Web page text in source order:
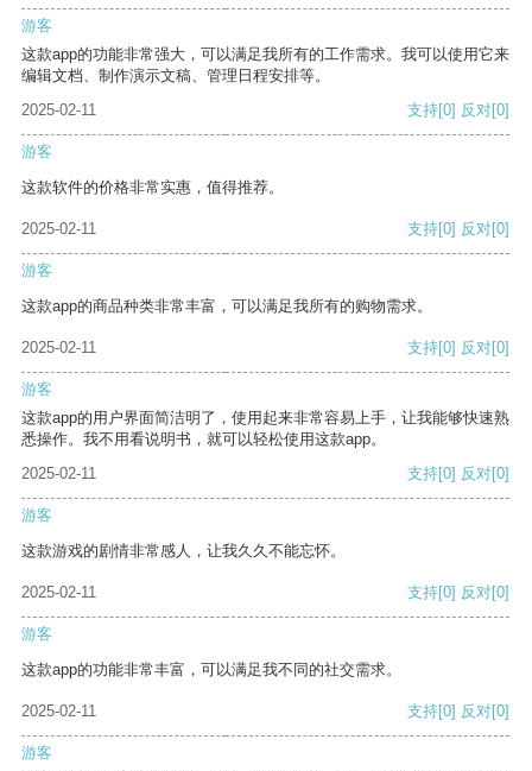
游客
这款app的功能非常强大，可以满足我所有的工作需求。我可以使用它来
编辑文档、制作演示文稿、管理日程安排等。
2025-02-11
支持[0] 反对[0]
游客
这款软件的价格非常实惠，值得推荐。
2025-02-11 支持[0] 反对[0]
游客
这款app的商品种类非常丰富，可以满足我所有的购物需求。
2025-02-11 支持[0] 反对[0]
游客
这款app的用户界面简洁明了，使用起来非常容易上手，让我能够快速熟
悉操作。我不用看说明书，就可以轻松使用这款app。
2025-02-11
支持[0] 反对[0]
游客
这款游戏的剧情非常感人，让我久久不能忘怀。
2025-02-11 支持[0] 反对[0]
游客
这款app的功能非常丰富，可以满足我不同的社交需求。
2025-02-11 支持[0] 反对[0]
游客